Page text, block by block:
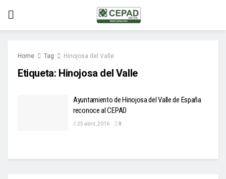
Home Tag Hinojosa del Valle
Etiqueta: Hinojosa del Valle
Ayuntamiento de Hinojosa del Valle de España
reconoce al CEPAD
25 abril, 2016 0